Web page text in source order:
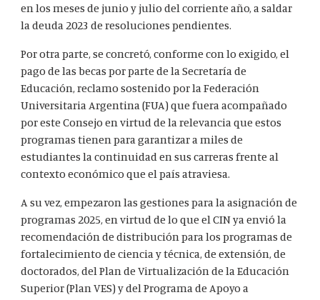
en los meses de junio y julio del corriente año, a saldar
la deuda 2023 de resoluciones pendientes.
Por otra parte, se concretó, conforme con lo exigido, el
pago de las becas por parte de la Secretaría de
Educación, reclamo sostenido por la Federación
Universitaria Argentina (FUA) que fuera acompañado
por este Consejo en virtud de la relevancia que estos
programas tienen para garantizar a miles de
estudiantes la continuidad en sus carreras frente al
contexto económico que el país atraviesa.
A su vez, empezaron las gestiones para la asignación de
programas 2025, en virtud de lo que el CIN ya envió la
recomendación de distribución para los programas de
fortalecimiento de ciencia y técnica, de extensión, de
doctorados, del Plan de Virtualización de la Educación
Superior (Plan VES) y del Programa de Apoyo a